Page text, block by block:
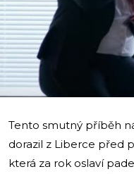
Tento smutný příběh
dorazil z Liberce před
která za rok oslaví